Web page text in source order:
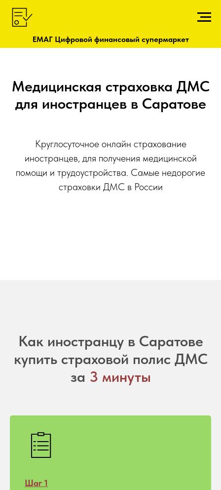
ЕМАГ Цифровой финансовый супермаркет
Медицинская страховка ДМС
для иностранцев в Саратове
Круглосуточное онлайн страхование
иностранцев, для получения медицинской
помощи и трудоустройства. Самые недорогие
страховки ДМС в России
Как иностранцу в Саратове
купить страховой полис ДМС
за 3 минуты
Шаг 1